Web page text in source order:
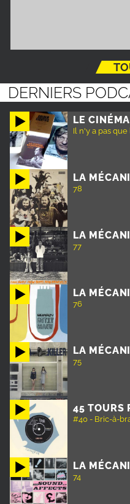
DERNIERS
LE
Il n'y a pas que
LA
78
LA
77
LA
76
LA
75
45 TOURS
#40 - Bric-à-
LA
74